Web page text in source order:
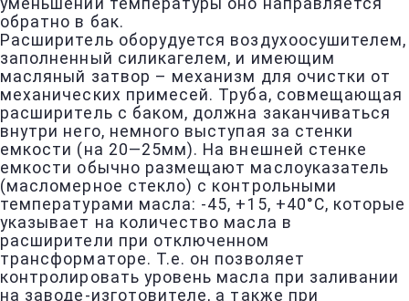
уменьшении температуры оно направляется
обратно в бак.
Расширитель оборудуется воздухоосушителем,
заполненный силикагелем, и имеющим
масляный затвор – механизм для очистки от
механических примесей. Труба, совмещающая
расширитель с баком, должна заканчиваться
внутри него, немного выступая за стенки
емкости (на 20—25мм). На внешней стенке
емкости обычно размещают маслоуказатель
(масломерное стекло) с контрольными
температурами масла: -45, +15, +40°С, которые
указывает на количество масла в
расширители при отключенном
трансформаторе. Т.е. он позволяет
контролировать уровень масла при заливании
на заводе-изготовителе, а также при